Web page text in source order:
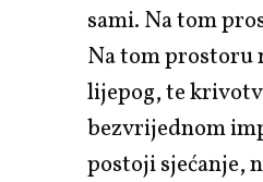
sami. Na tom
Na tom prostoru
lijepog, te
bezvrijednom
postoji sjećanje,